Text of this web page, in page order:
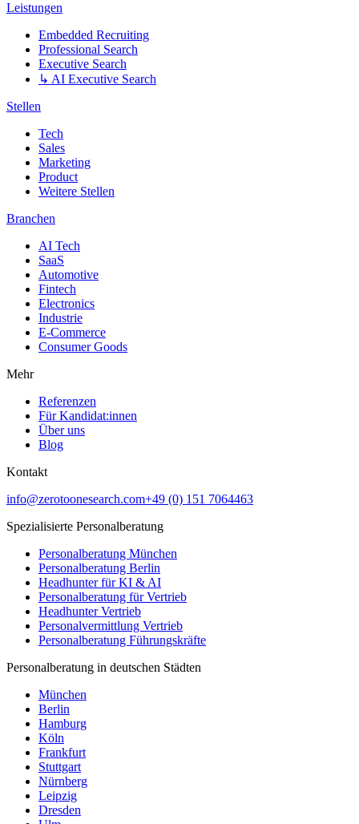
Leistungen
Embedded Recruiting
Professional Search
Executive Search
↳ AI Executive Search
Stellen
Tech
Sales
Marketing
Product
Weitere Stellen
Branchen
AI Tech
SaaS
Automotive
Fintech
Electronics
Industrie
E-Commerce
Consumer Goods
Mehr
Referenzen
Für Kandidat:innen
Über uns
Blog
Kontakt
info@zerotoonesearch.com+49 (0) 151 7064463
Spezialisierte Personalberatung
Personalberatung München
Personalberatung Berlin
Headhunter für KI & AI
Personalberatung für Vertrieb
Headhunter Vertrieb
Personalvermittlung Vertrieb
Personalberatung Führungskräfte
Personalberatung in deutschen Städten
München
Berlin
Hamburg
Köln
Frankfurt
Stuttgart
Nürnberg
Leipzig
Dresden